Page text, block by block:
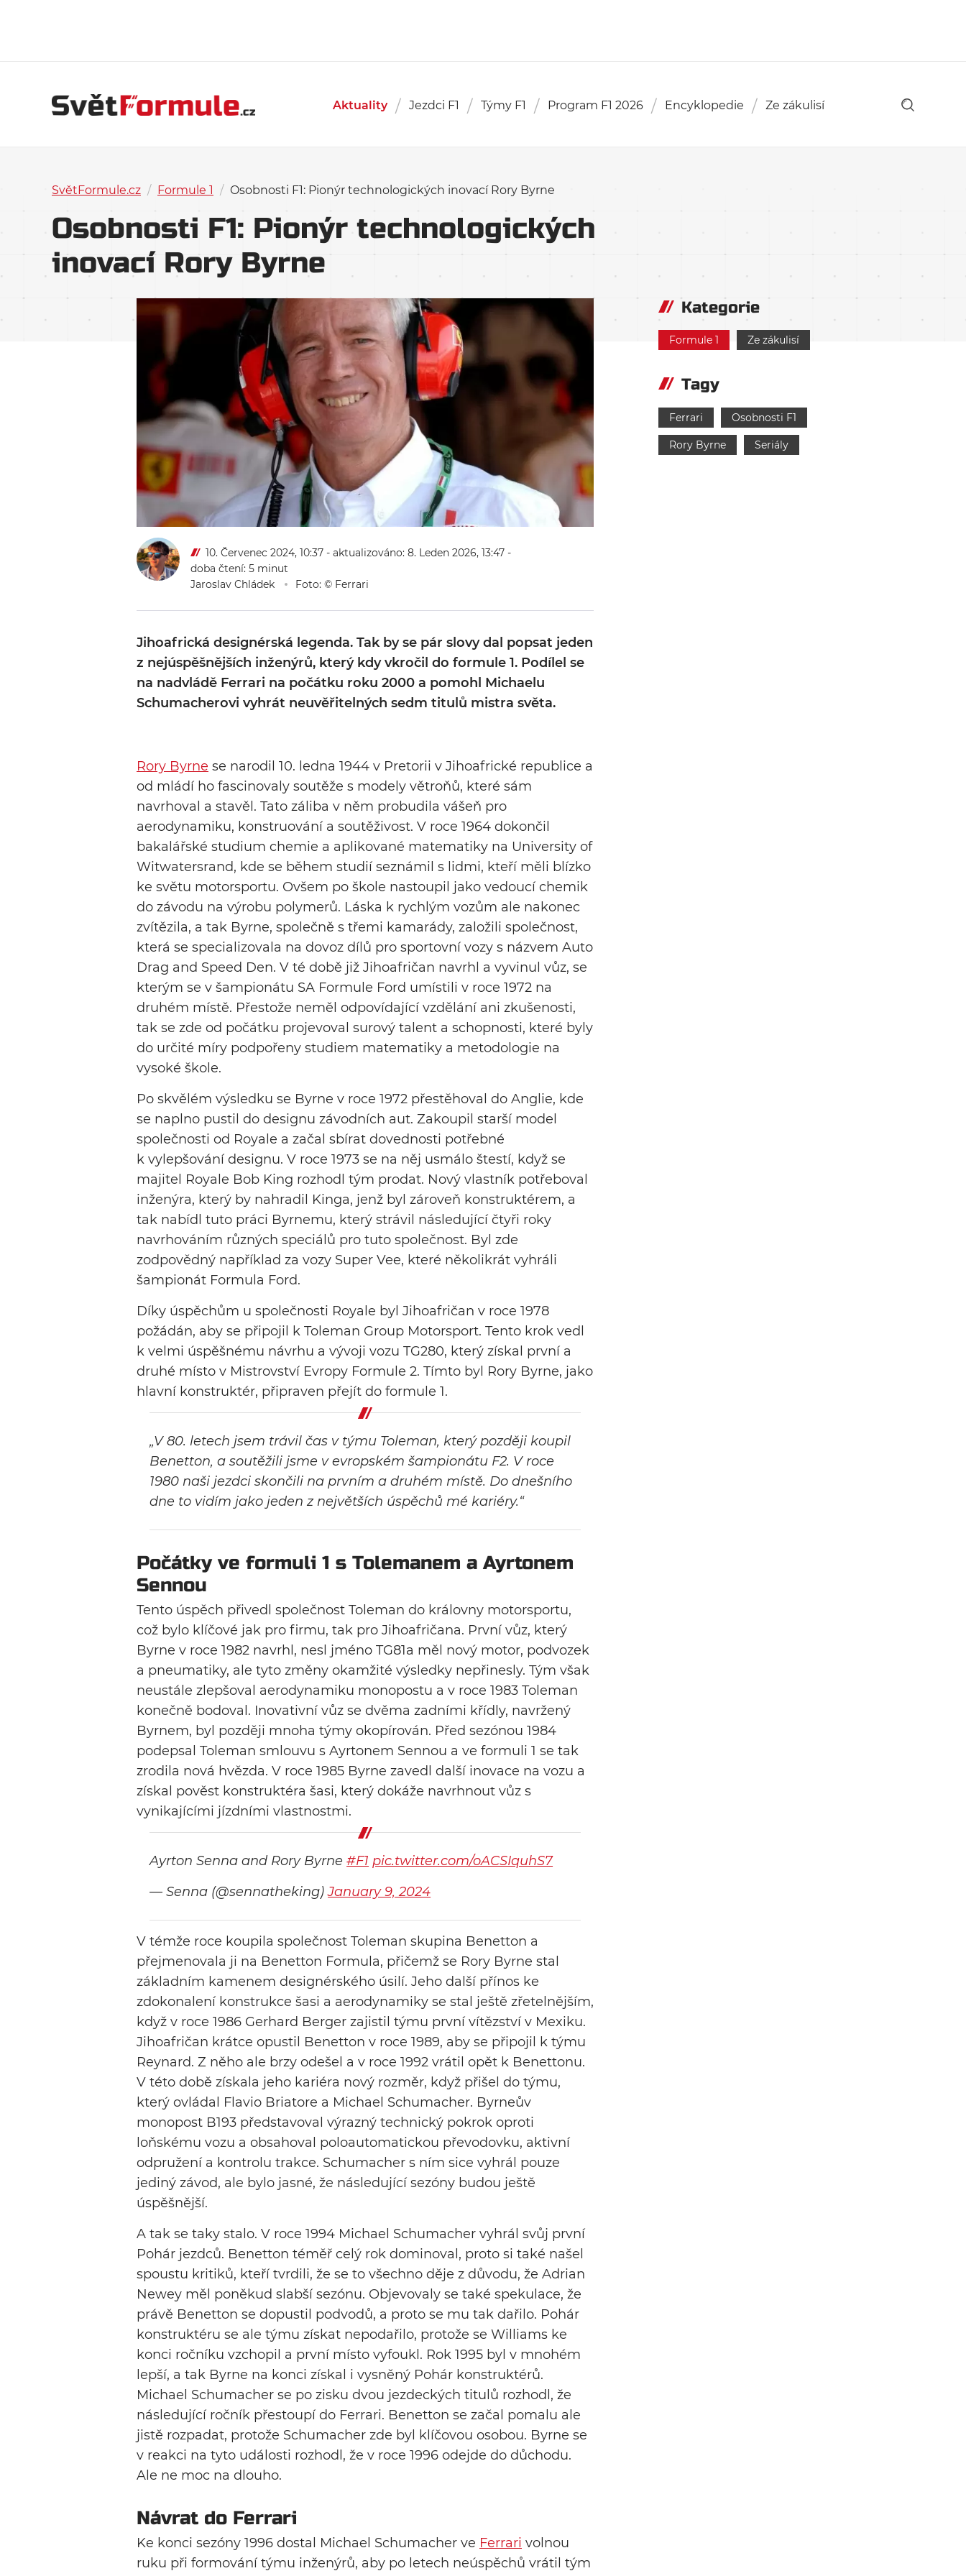
Aktuality Jezdci F1 Týmy F1 Program F1 2026 Encyklopedie Ze zákulisí
SvětFormule.cz / Formule 1 / Osobnosti F1: Pionýr technologických inovací Rory Byrne
Osobnosti F1: Pionýr technologických
inovací Rory Byrne
10. Červenec 2024, 10:37 - aktualizováno: 8. Leden 2026, 13:47 -
doba čtení: 5 minut
Jaroslav Chládek
Foto: © Ferrari
Jihoafrická designérská legenda. Tak by se pár slovy dal popsat jeden
z nejúspěšnějších inženýrů, který kdy vkročil do formule 1. Podílel se
na nadvládě Ferrari na počátku roku 2000 a pomohl Michaelu
Schumacherovi vyhrát neuvěřitelných sedm titulů mistra světa.
Rory Byrne se narodil 10. ledna 1944 v Pretorii v Jihoafrické republice a
od mládí ho fascinovaly soutěže s modely větroňů, které sám
navrhoval a stavěl. Tato záliba v něm probudila vášeň pro
aerodynamiku, konstruování a soutěživost. V roce 1964 dokončil
bakalářské studium chemie a aplikované matematiky na University of
Witwatersrand, kde se během studií seznámil s lidmi, kteří měli blízko
ke světu motorsportu. Ovšem po škole nastoupil jako vedoucí chemik
do závodu na výrobu polymerů. Láska k rychlým vozům ale nakonec
zvítězila, a tak Byrne, společně s třemi kamarády, založili společnost,
která se specializovala na dovoz dílů pro sportovní vozy s názvem Auto
Drag and Speed Den. V té době již Jihoafričan navrhl a vyvinul vůz, se
kterým se v šampionátu SA Formule Ford umístili v roce 1972 na
druhém místě. Přestože neměl odpovídající vzdělání ani zkušenosti,
tak se zde od počátku projevoval surový talent a schopnosti, které byly
do určité míry podpořeny studiem matematiky a metodologie na
vysoké škole.
Po skvělém výsledku se Byrne v roce 1972 přestěhoval do Anglie, kde
se naplno pustil do designu závodních aut. Zakoupil starší model
společnosti od Royale a začal sbírat dovednosti potřebné
k vylepšování designu. V roce 1973 se na něj usmálo štestí, když se
majitel Royale Bob King rozhodl tým prodat. Nový vlastník potřeboval
inženýra, který by nahradil Kinga, jenž byl zároveň konstruktérem, a
tak nabídl tuto práci Byrnemu, který strávil následující čtyři roky
navrhováním různých speciálů pro tuto společnost. Byl zde
zodpovědný například za vozy Super Vee, které několikrát vyhráli
šampionát Formula Ford.
Díky úspěchům u společnosti Royale byl Jihoafričan v roce 1978
požádán, aby se připojil k Toleman Group Motorsport. Tento krok vedl
k velmi úspěšnému návrhu a vývoji vozu TG280, který získal první a
druhé místo v Mistrovství Evropy Formule 2. Tímto byl Rory Byrne, jako
hlavní konstruktér, připraven přejít do formule 1.
„V 80. letech jsem trávil čas v týmu Toleman, který později koupil
Benetton, a soutěžili jsme v evropském šampionátu F2. V roce
1980 naši jezdci skončili na prvním a druhém místě. Do dnešního
dne to vidím jako jeden z největších úspěchů mé kariéry.“
Počátky ve formuli 1 s Tolemanem a Ayrtonem
Sennou
Tento úspěch přivedl společnost Toleman do královny motorsportu,
což bylo klíčové jak pro firmu, tak pro Jihoafričana. První vůz, který
Byrne v roce 1982 navrhl, nesl jméno TG81a měl nový motor, podvozek
a pneumatiky, ale tyto změny okamžité výsledky nepřinesly. Tým však
neustále zlepšoval aerodynamiku monopostu a v roce 1983 Toleman
konečně bodoval. Inovativní vůz se dvěma zadními křídly, navržený
Byrnem, byl později mnoha týmy okopírován. Před sezónou 1984
podepsal Toleman smlouvu s Ayrtonem Sennou a ve formuli 1 se tak
zrodila nová hvězda. V roce 1985 Byrne zavedl další inovace na vozu a
získal pověst konstruktéra šasi, který dokáže navrhnout vůz s
vynikajícími jízdními vlastnostmi.
Ayrton Senna and Rory Byrne#F1 pic.twitter.com/oACSIquhS7
— Senna (@sennatheking)January 9, 2024
V témže roce koupila společnost Toleman skupina Benetton a
přejmenovala ji na Benetton Formula, přičemž se Rory Byrne stal
základním kamenem designérského úsilí. Jeho další přínos ke
zdokonalení konstrukce šasi a aerodynamiky se stal ještě zřetelnějším,
když v roce 1986 Gerhard Berger zajistil týmu první vítězství v Mexiku.
Jihoafričan krátce opustil Benetton v roce 1989, aby se připojil k týmu
Reynard. Z něho ale brzy odešel a v roce 1992 vrátil opět k Benettonu.
V této době získala jeho kariéra nový rozměr, když přišel do týmu,
který ovládal Flavio Briatore a Michael Schumacher. Byrneův
monopost B193 představoval výrazný technický pokrok oproti
loňskému vozu a obsahoval poloautomatickou převodovku, aktivní
odpružení a kontrolu trakce. Schumacher s ním sice vyhrál pouze
jediný závod, ale bylo jasné, že následující sezóny budou ještě
úspěšnější.
A tak se taky stalo. V roce 1994 Michael Schumacher vyhrál svůj první
Pohár jezdců. Benetton téměř celý rok dominoval, proto si také našel
spoustu kritiků, kteří tvrdili, že se to všechno děje z důvodu, že Adrian
Newey měl poněkud slabší sezónu. Objevovaly se také spekulace, že
právě Benetton se dopustil podvodů, a proto se mu tak dařilo. Pohár
konstruktéru se ale týmu získat nepodařilo, protože se Williams ke
konci ročníku vzchopil a první místo vyfoukl. Rok 1995 byl v mnohém
lepší, a tak Byrne na konci získal i vysněný Pohár konstruktérů.
Michael Schumacher se po zisku dvou jezdeckých titulů rozhodl, že
následující ročník přestoupí do Ferrari. Benetton se začal pomalu ale
jistě rozpadat, protože Schumacher zde byl klíčovou osobou. Byrne se
v reakci na tyto události rozhodl, že v roce 1996 odejde do důchodu.
Ale ne moc na dlouho.
Návrat do Ferrari
Ke konci sezóny 1996 dostal Michael Schumacher ve Ferrari volnou
ruku při formování týmu inženýrů, aby po letech neúspěchů vrátil tým
Kategorie
Formule 1 Ze zákulisí
Tagy
Ferrari Osobnosti F1
Rory Byrne Seriály